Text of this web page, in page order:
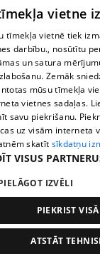
409. epizode
pirms 1 nedēļas, 2
Ogas un
punktos to
vietne
tīmekļa vietnē tiek
darbību., nosūtītu
un satura
Zemāk
mūsu tīmekļa
vietnes sadaļas.
savu piekrišanu.
uz visām interneta
skatīt sīkdatņu
VISUS
IZVĒLI
PIEKRIST
ATSTĀT